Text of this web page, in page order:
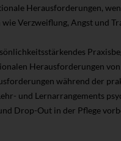
Herausforderungen,
Verzweiflung, Angst und
Herausforderungen
während der
und Lernarrangements
Drop-Out in der Pflege